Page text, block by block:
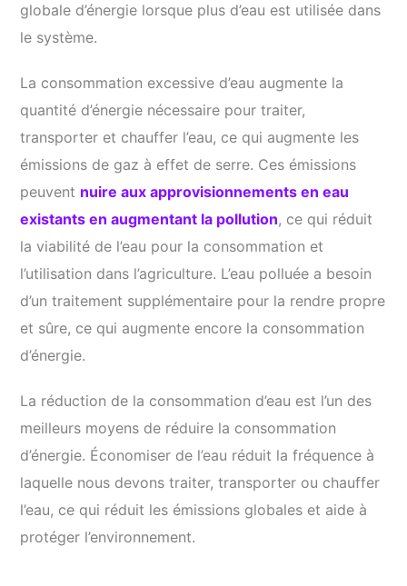
globale d’énergie lorsque plus d’eau est utilisée dans
le système.
La consommation excessive d’eau augmente la
quantité d’énergie nécessaire pour traiter,
transporter et chauffer l’eau, ce qui augmente les
émissions de gaz à effet de serre. Ces émissions
peuvent nuire aux approvisionnements en eau
existants en augmentant la pollution, ce qui réduit
la viabilité de l’eau pour la consommation et
l’utilisation dans l’agriculture. L’eau polluée a besoin
d’un traitement supplémentaire pour la rendre propre
et sûre, ce qui augmente encore la consommation
d’énergie.
La réduction de la consommation d’eau est l’un des
meilleurs moyens de réduire la consommation
d’énergie. Économiser de l’eau réduit la fréquence à
laquelle nous devons traiter, transporter ou chauffer
l’eau, ce qui réduit les émissions globales et aide à
protéger l’environnement.